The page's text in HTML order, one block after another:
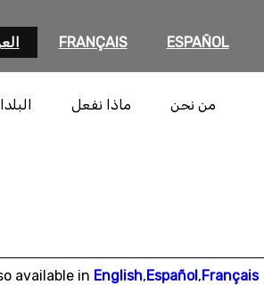
ESPAÑOL
FRANÇAIS
من نحن ماذا نفعل
available in English,Español,Français